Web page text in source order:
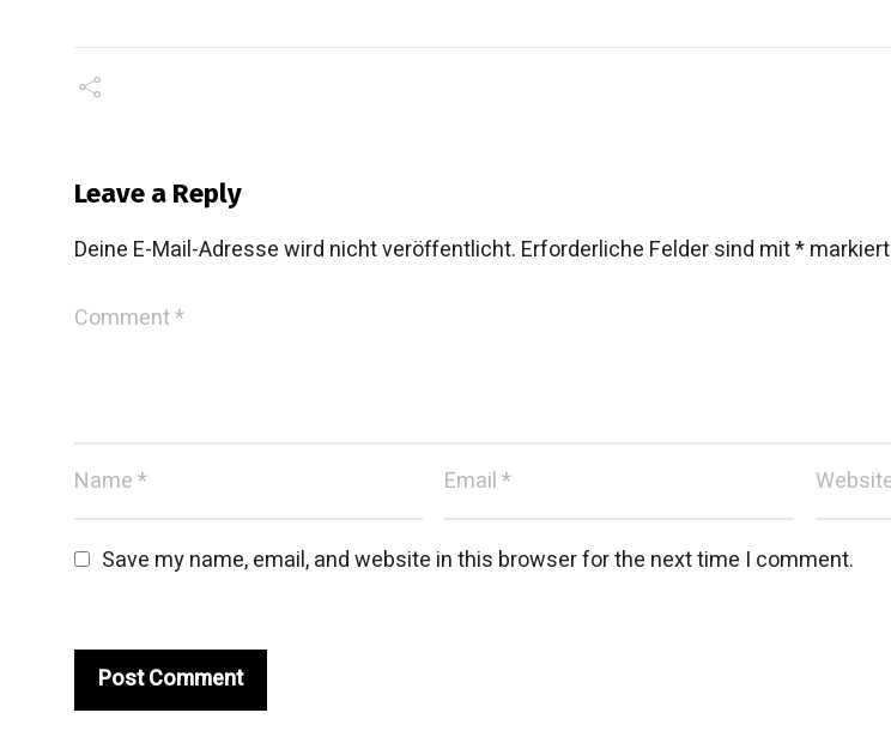
Leave a Reply
Deine E-Mail-Adresse wird nicht veröffentlicht. Erforderliche Felder sind mit*markiert
Save my name, email, and website in this browser for the next time I comment.